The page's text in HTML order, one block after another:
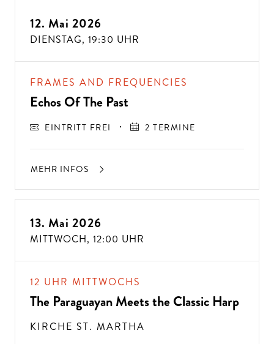
12. Mai 2026
DIENSTAG, 19:30 UHR
FRAMES AND FREQUENCIES
Echos Of The Past
EINTRITT FREI 2 TERMINE
MEHR INFOS
13. Mai 2026
MITTWOCH, 12:00 UHR
12 UHR MITTWOCHS
The Paraguayan Meets the Classic Harp
KIRCHE ST. MARTHA